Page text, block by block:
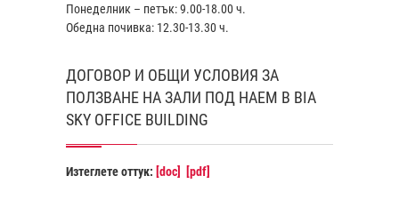
Понеделник – петък: 9.00-18.00 ч.
Обедна почивка: 12.30-13.30 ч.
ДОГОВОР И ОБЩИ УСЛОВИЯ ЗА
ПОЛЗВАНЕ НА ЗАЛИ ПОД НАЕМ В BIA
SKY OFFICE BUILDING
Изтеглете оттук: [doc] [pdf]